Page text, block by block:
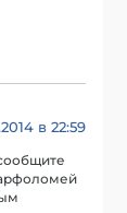
в 22:59